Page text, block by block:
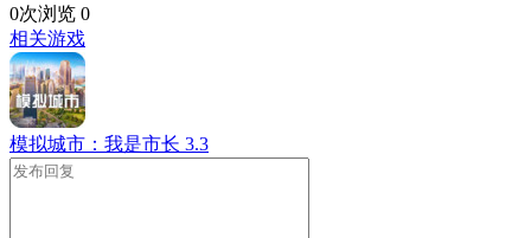
0次浏览 0
相关游戏
模拟城市：我是市长 3.3